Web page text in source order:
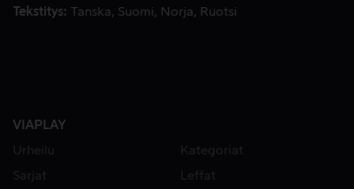
Tekstitys
Tanska Suomi Norja Ruotsi
VIAPLAY
Urheilu
Kategoriat
Sarjat
Leffat